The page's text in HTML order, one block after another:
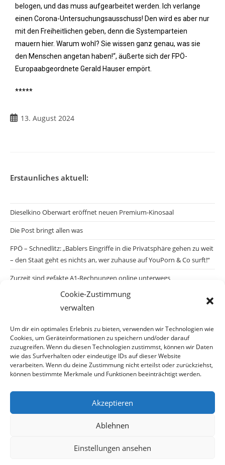
Cookie-Zustimmung
verwalten
Um dir ein optimales Erlebnis zu bieten, verwenden wir Technologien wie
Cookies, um Geräteinformationen zu speichern und/oder darauf
zuzugreifen. Wenn du diesen Technologien zustimmst, können wir Daten
wie das Surfverhalten oder eindeutige IDs auf dieser Website
verarbeiten. Wenn du deine Zustimmung nicht erteilst oder zurückziehst,
können bestimmte Merkmale und Funktionen beeinträchtigt werden.
Akzeptieren
Ablehnen
Einstellungen ansehen
belogen, und das muss aufgearbeitet werden. Ich verlange
einen Corona-Untersuchungsausschuss! Den wird es aber nur
mit den Freiheitlichen geben, denn die Systemparteien
mauern hier. Warum wohl? Sie wissen ganz genau, was sie
den Menschen angetan haben!“, äußerte sich der FPÖ-
Europaabgeordnete Gerald Hauser empört.
*****
13. August 2024
Erstaunliches aktuell:
Dieselkino Oberwart eröffnet neuen Premium-Kinosaal
Die Post bringt allen was
FPÖ – Schnedlitz: „Bablers Eingriffe in die Privatsphäre gehen zu weit
– den Staat geht es nichts an, wer zuhause auf YouPorn & Co surft!“
Zurzeit sind gefakte A1-Rechnungen online unterwegs
Salzburgs Juden und ihre Sicherheit: „Erst nach einem Anschlag wäre
die Gefahr endlich konkret!“
Biologisches Wunder in Ceuta
Ein vermeintliches Abschiebemärchen
Archiv